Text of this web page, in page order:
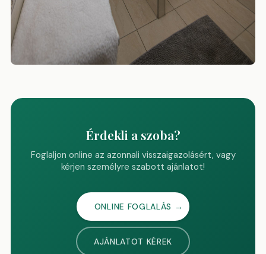
Érdekli a szoba?
Foglaljon online az azonnali visszaigazolásért, vagy
kérjen személyre szabott ajánlatot!
ONLINE FOGLALÁS →
AJÁNLATOT KÉREK